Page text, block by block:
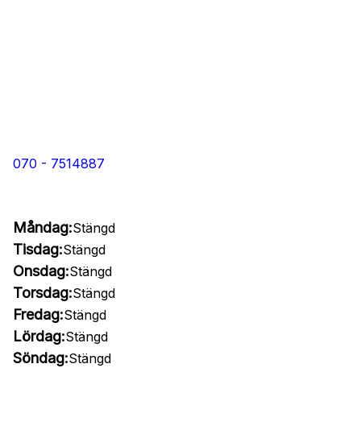
070 - 7514887
Måndag:Stängd
Tisdag:Stängd
Onsdag:Stängd
Torsdag:Stängd
Fredag:Stängd
Lördag:Stängd
Söndag:Stängd